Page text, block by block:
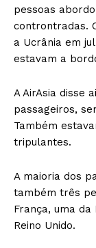
pessoas
controntradas.
a Ucrânia em
estavam a
A AirAsia disse
passageiros,
Também
tripulantes.
A maioria dos
também três
França, uma da
Reino Unido.